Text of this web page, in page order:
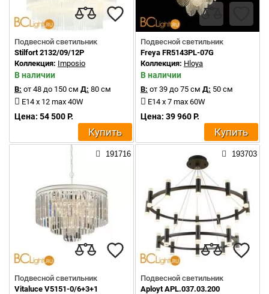
Подвесной светильник
Stilfort 2132/09/12P
Коллекция: Imposio
В наличии
В: от 48 до 150 см Д: 80 см
E14 x 12 max 40W
Цена: 54 500 Р.
Купить
Подвесной светильник
Freya FR5143PL-07G
Коллекция: Hloya
В наличии
В: от 39 до 75 см Д: 50 см
E14 x 7 max 60W
Цена: 39 960 Р.
Купить
191716
Подвесной светильник
Vitaluce V5151-0/6+3+1
193703
Подвесной светильник
Aployt APL.037.03.200